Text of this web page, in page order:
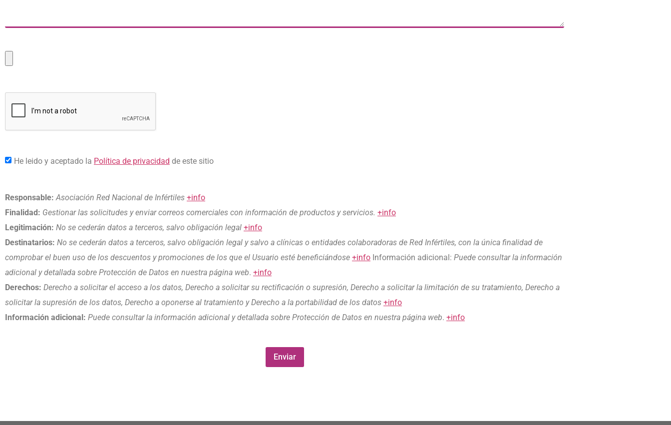
He leido y aceptado la Política de privacidad de este sitio
Responsable: Asociación Red Nacional de Infértiles +info
Finalidad: Gestionar las solicitudes y enviar correos comerciales con información de productos y servicios. +info
Legitimación: No se cederán datos a terceros, salvo obligación legal +info
Destinatarios: No se cederán datos a terceros, salvo obligación legal y salvo a clínicas o entidades colaboradoras de Red Infértiles, con la única finalidad de
comprobar el buen uso de los descuentos y promociones de los que el Usuario esté beneficiándose +info Información adicional: Puede consultar la información
adicional y detallada sobre Protección de Datos en nuestra página web. +info
Derechos: Derecho a solicitar el acceso a los datos, Derecho a solicitar su rectificación o supresión, Derecho a solicitar la limitación de su tratamiento, Derecho a
solicitar la supresión de los datos, Derecho a oponerse al tratamiento y Derecho a la portabilidad de los datos +info
Información adicional: Puede consultar la información adicional y detallada sobre Protección de Datos en nuestra página web. +info
Enviar